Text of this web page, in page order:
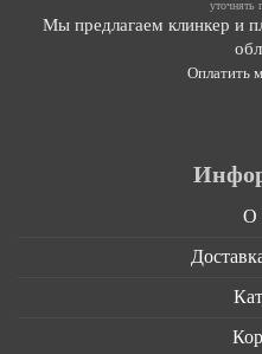
уточнять
Мы предлагаем клинкер и
Оплатить
О